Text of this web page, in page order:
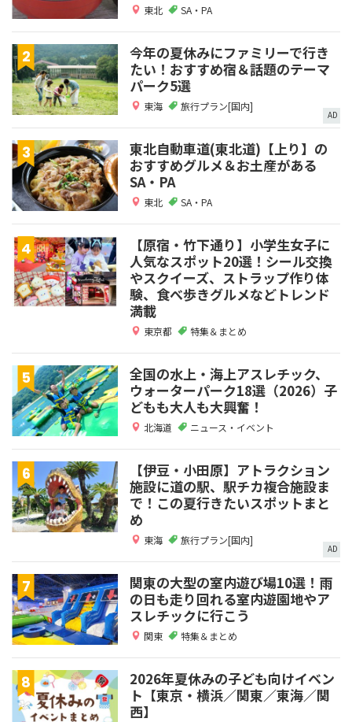
東北 SA・PA
今年の夏休みにファミリーで行き
たい！おすすめ宿＆話題のテーマ
パーク5選
東海 旅行プラン[国内]
AD
東北自動車道(東北道)【上り】の
おすすめグルメ＆お土産がある
SA・PA
東北 SA・PA
【原宿・竹下通り】小学生女子に
人気なスポット20選！シール交換
やスクイーズ、ストラップ作り体
験、食べ歩きグルメなどトレンド
満載
東京都 特集＆まとめ
全国の水上・海上アスレチック、
ウォーターパーク18選（2026）子
どもも大人も大興奮！
北海道 ニュース・イベント
【伊豆・小田原】アトラクション
施設に道の駅、駅チカ複合施設ま
で！この夏行きたいスポットまと
め
東海 旅行プラン[国内]
AD
関東の大型の室内遊び場10選！雨
の日も走り回れる室内遊園地やア
スレチックに行こう
関東 特集＆まとめ
2026年夏休みの子ども向けイベン
ト【東京・横浜／関東／東海／関
西】